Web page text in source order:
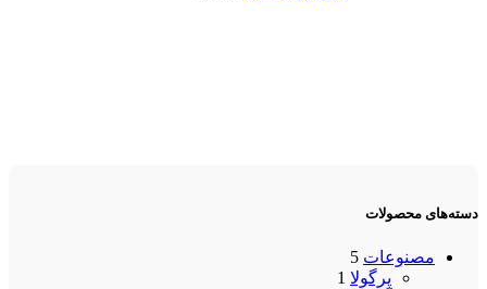
دسته‌های محصولات
مصنوعات 5
پرگولا 1